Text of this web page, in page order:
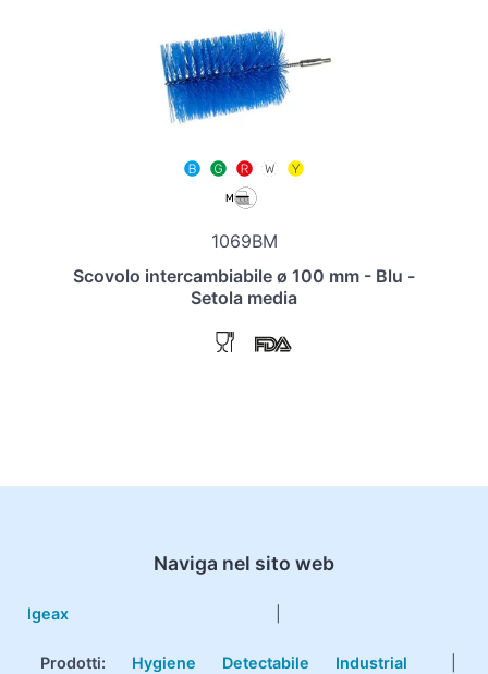
1069BM
Scovolo intercambiabile ø 100 mm - Blu -
Setola media
Naviga nel sito web
Igeax
Prodotti: Hygiene Detectabile Industrial